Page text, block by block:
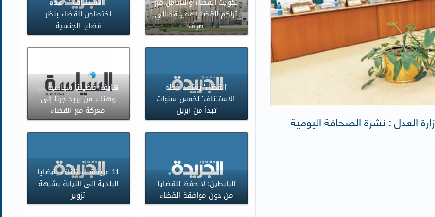
العدل : نشرة الصحافة اليومية
إختصاص القضاء بنظر
قضايا الجنسية
تراكم القضايا عمل قضائي
صرف
هايف: قضيتنا سياسية …
وهناك من يريد جرنا إلى
معركة مع القضاء
'القضاء' يعتمد خطة
'الاستئناف' لخمس سنوات
تبدأ من ابريل
11 عريضة استئناف بقضايا
البلدية الى النيابة بشبهة
تزوير
البابطين: لا حفظ للقضايا
من دون موافقة القضاء